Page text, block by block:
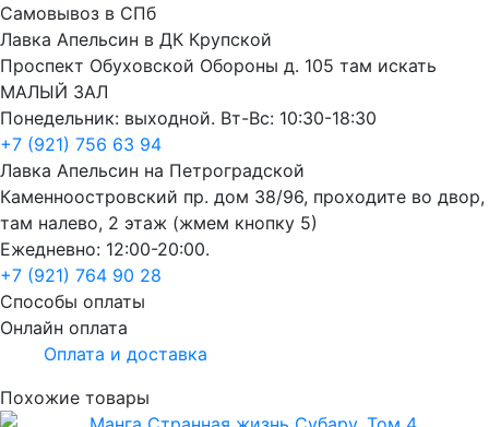
Самовывоз в СПб
Лавка Апельсин в ДК Крупской
Проспект Обуховской Обороны д. 105 там искать
МАЛЫЙ ЗАЛ
Понедельник: выходной. Вт-Вс: 10:30-18:30
+7 (921) 756 63 94
Лавка Апельсин на Петроградской
Каменноостровский пр. дом 38/96, проходите во двор,
там налево, 2 этаж (жмем кнопку 5)
Ежедневно: 12:00-20:00.
+7 (921) 764 90 28
Способы оплаты
Онлайн оплата
Оплата и доставка
Похожие товары